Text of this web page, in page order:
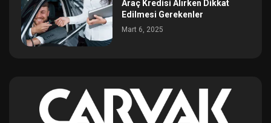
Araç Kredisi Alırken Dikkat
Edilmesi Gerekenler
Mart 6, 2025